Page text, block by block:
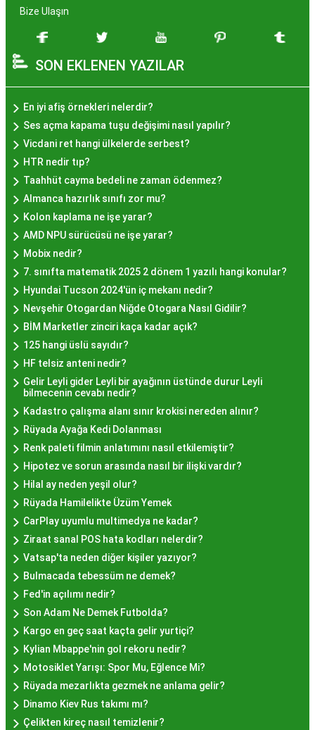
zenginleşmiştir. Hayır lokması, özel günlerde
hazırlanan ve lezzetiyle damaklarda unutulmaz
izler bırakan bir tatlıdır. İstanbul'da popüler
olmasının arkasında bu eşsiz lezzetin herkesi
cezbetmesi ve geleneksel dokunuşlarla
hazırlanması yatmaktadır.
Hayır Lokması İstanbul'da
Nerede Bulunur?
pastane, hayır lokması sunmaktadır. Geleneksel
tatları sevenler için Sultanahmet, Eminönü, ve
Eyüp gibi tarihi semtlerdeki lokantalarda Hayır
Lokması deneyimi daha da özel olabilir. Ayrıca,
Beyoğlu, Kadıköy, ve Beşiktaş gibi modern
semtlerde de bu lezzeti bulabilirsiniz.
Hayır Lokması Fiyatları
İstanbul'da Nasıl?
Hayır lokması fiyatları İstanbul genelinde
mekanlara ve sunulan hizmete göre değişiklik
gösterir. Genellikle porsiyon bazında satılan hayır
lokmalarının fiyatları uygun olup, lezzetin
kalitesiyle uyumlu bir deneyim sunar. İstanbul'da
farklı mekanlarda çeşitli fiyat seçeneklerini
değerlendirerek, bütçenize uygun bir hayır lokması
bulabilirsiniz.
Hayır Lokması İstanbul
Deneyiminde Nelere Dikkat
Edilmeli?
İstanbul'da hayır lokması deneyimini daha özel
kılmak için birkaç öneri:
Geleneksel Mekanları Tercih Edin:Tarihi
semtlerdeki geleneksel pastanelerde hayır
Bize Ulaşın
SON EKLENEN YAZILAR
En iyi afiş örnekleri nelerdir?
Ses açma kapama tuşu değişimi nasıl yapılır?
Vicdani ret hangi ülkelerde serbest?
HTR nedir tıp?
Taahhüt cayma bedeli ne zaman ödenmez?
Almanca hazırlık sınıfı zor mu?
Kolon kaplama ne işe yarar?
AMD NPU sürücüsü ne işe yarar?
Mobix nedir?
7. sınıfta matematik 2025 2 dönem 1 yazılı hangi konular?
Hyundai Tucson 2024'ün iç mekanı nedir?
Nevşehir Otogardan Niğde Otogara Nasıl Gidilir?
BİM Marketler zinciri kaça kadar açık?
125 hangi üslü sayıdır?
HF telsiz anteni nedir?
Gelir Leyli gider Leyli bir ayağının üstünde durur Leyli
bilmecenin cevabı nedir?
Kadastro çalışma alanı sınır krokisi nereden alınır?
Rüyada Ayağa Kedi Dolanması
Renk paleti filmin anlatımını nasıl etkilemiştir?
Hipotez ve sorun arasında nasıl bir ilişki vardır?
Hilal ay neden yeşil olur?
Rüyada Hamilelikte Üzüm Yemek
CarPlay uyumlu multimedya ne kadar?
Ziraat sanal POS hata kodları nelerdir?
Vatsap'ta neden diğer kişiler yazıyor?
Bulmacada tebessüm ne demek?
Fed'in açılımı nedir?
Son Adam Ne Demek Futbolda?
Kargo en geç saat kaçta gelir yurtiçi?
Kylian Mbappe'nin gol rekoru nedir?
Motosiklet Yarışı: Spor Mu, Eğlence Mi?
Rüyada mezarlıkta gezmek ne anlama gelir?
Dinamo Kiev Rus takımı mı?
Çelikten kireç nasıl temizlenir?